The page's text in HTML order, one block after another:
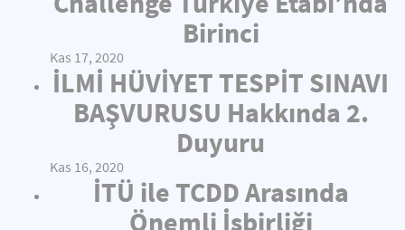
Birinci
Kas 17, 2020
İLMİ HÜVİYET TESPİT SINAVI
BAŞVURUSU Hakkında 2.
Duyuru
Kas 16, 2020
İTÜ ile TCDD Arasında
Önemli İşbirliği